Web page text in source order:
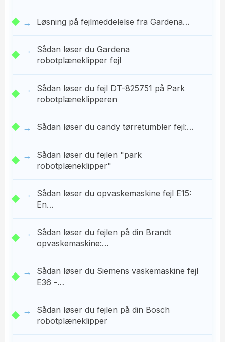
Løsning på fejlmeddelelse fra Gardena…
Sådan løser du Gardena
robotplæneklipper fejl
Sådan løser du fejl DT-825751 på Park
robotplæneklipperen
Sådan løser du candy tørretumbler fejl:…
Sådan løser du fejlen "park
robotplæneklipper"
Sådan løser du opvaskemaskine fejl E15:
En…
Sådan løser du fejlen på din Brandt
opvaskemaskine:…
Sådan løser du Siemens vaskemaskine fejl
E36 -…
Sådan løser du fejlen på din Bosch
robotplæneklipper